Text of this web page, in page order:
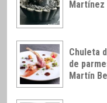
Martínez
Chuleta
de
Martín